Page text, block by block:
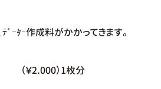
ﾞｰﾀｰ作成料がかかってきます。
）1枚分